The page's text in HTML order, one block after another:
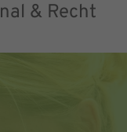
& Recht